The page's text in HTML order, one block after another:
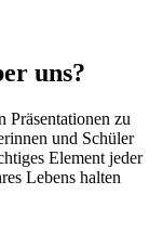
uns?
zu
und Schüler
Element jeder
Lebens halten